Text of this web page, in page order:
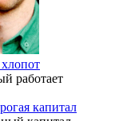
работает
капитал